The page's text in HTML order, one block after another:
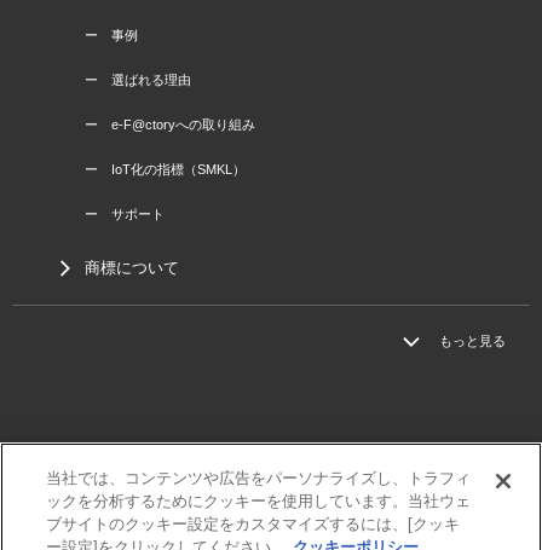
ー 事例
ー 選ばれる理由
ー e-F@ctoryへの取り組み
ー IoT化の指標（SMKL）
ー サポート
商標について
もっと見る
三菱電機
利用規程
当社では、コンテンツや広告をパーソナライズし、トラフィ
ックを分析するためにクッキーを使用しています。当社ウェ
ブサイトのクッキー設定をカスタマイズするには、[クッキ